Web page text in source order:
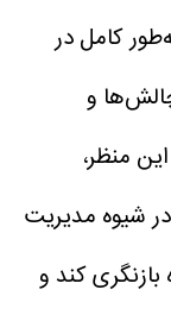
کامل در
و
منظر،
شیوه مدیریت
کند و